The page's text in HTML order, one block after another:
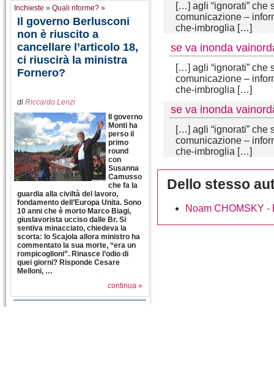
Inchieste » Quali riforme? »
Il governo Berlusconi
non è riuscito a
cancellare l’articolo 18,
ci riuscirà la ministra
Fornero?
di Riccardo Lenzi
Il governo
Monti ha
perso il
primo
round
con
Susanna
Camusso
che fa la
guardia alla civiltà del lavoro,
fondamento dell’Europa Unita. Sono
10 anni che è morto Marco Biagi,
giuslavorista ucciso dalle Br. Si
sentiva minacciato, chiedeva la
scorta: lo Scajola allora ministro ha
commentato la sua morte, “era un
rompicoglioni”. Rinasce l’odio di
quei giorni? Risponde Cesare
Melloni, …
continua »
[…] agli “ignorati” che
comunicazione –
che-imbroglia […]
se va inonda
[…] agli “ignorati” che
comunicazione –
che-imbroglia […]
se va inonda
[…] agli “ignorati” che
comunicazione –
che-imbroglia […]
Dello stesso
Noam CHOMSKY -